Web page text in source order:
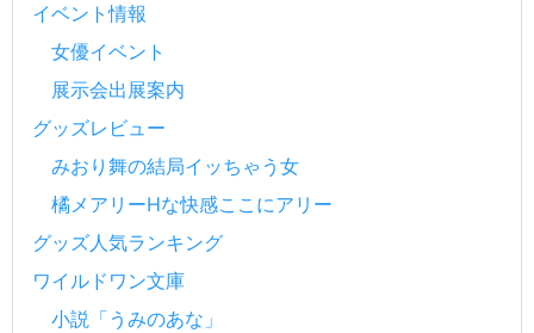
イベント情報
女優イベント
展示会出展案内
グッズレビュー
みおり舞の結局イッちゃう女
橘メアリーHな快感ここにアリー
グッズ人気ランキング
ワイルドワン文庫
小説「うみのあな」